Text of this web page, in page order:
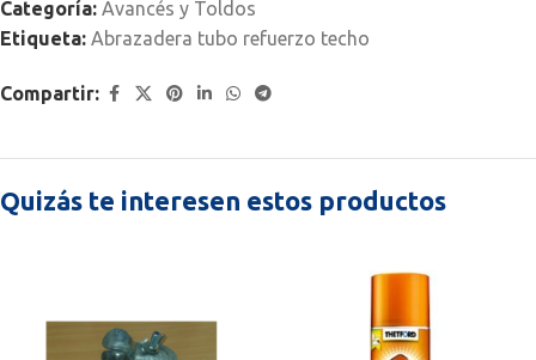
Categoría: Avancés y Toldos
Etiqueta: Abrazadera tubo refuerzo techo
Compartir:
Quizás te interesen estos productos